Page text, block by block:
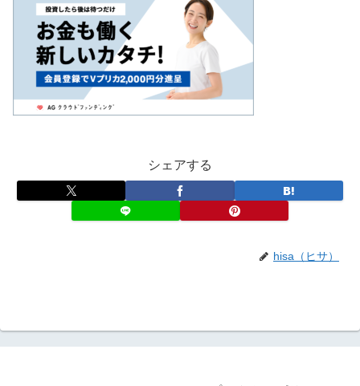
シェアする
hisa（ヒサ）